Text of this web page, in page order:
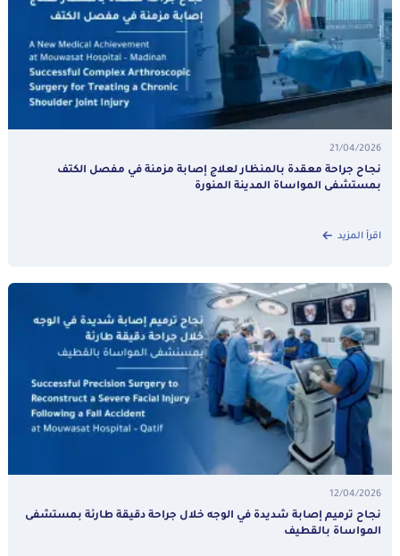
21/04/2026
نجاح جراحة معقدة بالمنظار لعلاج إصابة مزمنة في مفصل الكتف
بمستشفى المواساة المدينة المنورة
اقرأ المزيد
12/04/2026
نجاح ترميم إصابة شديدة في الوجه خلال جراحة دقيقة طارئة بمستشفى
المواساة بالقطيف